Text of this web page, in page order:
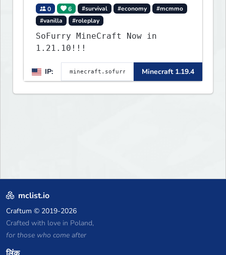
0 6 #survival #economy
#mcmmo
#vanilla
#roleplay
SoFurry MineCraft Now in
1.21.10!!!
IP: Minecraft 1.19.4
mclist.io
Craftum © 2019-2026
Crafted with love in Poland,
for those who come after